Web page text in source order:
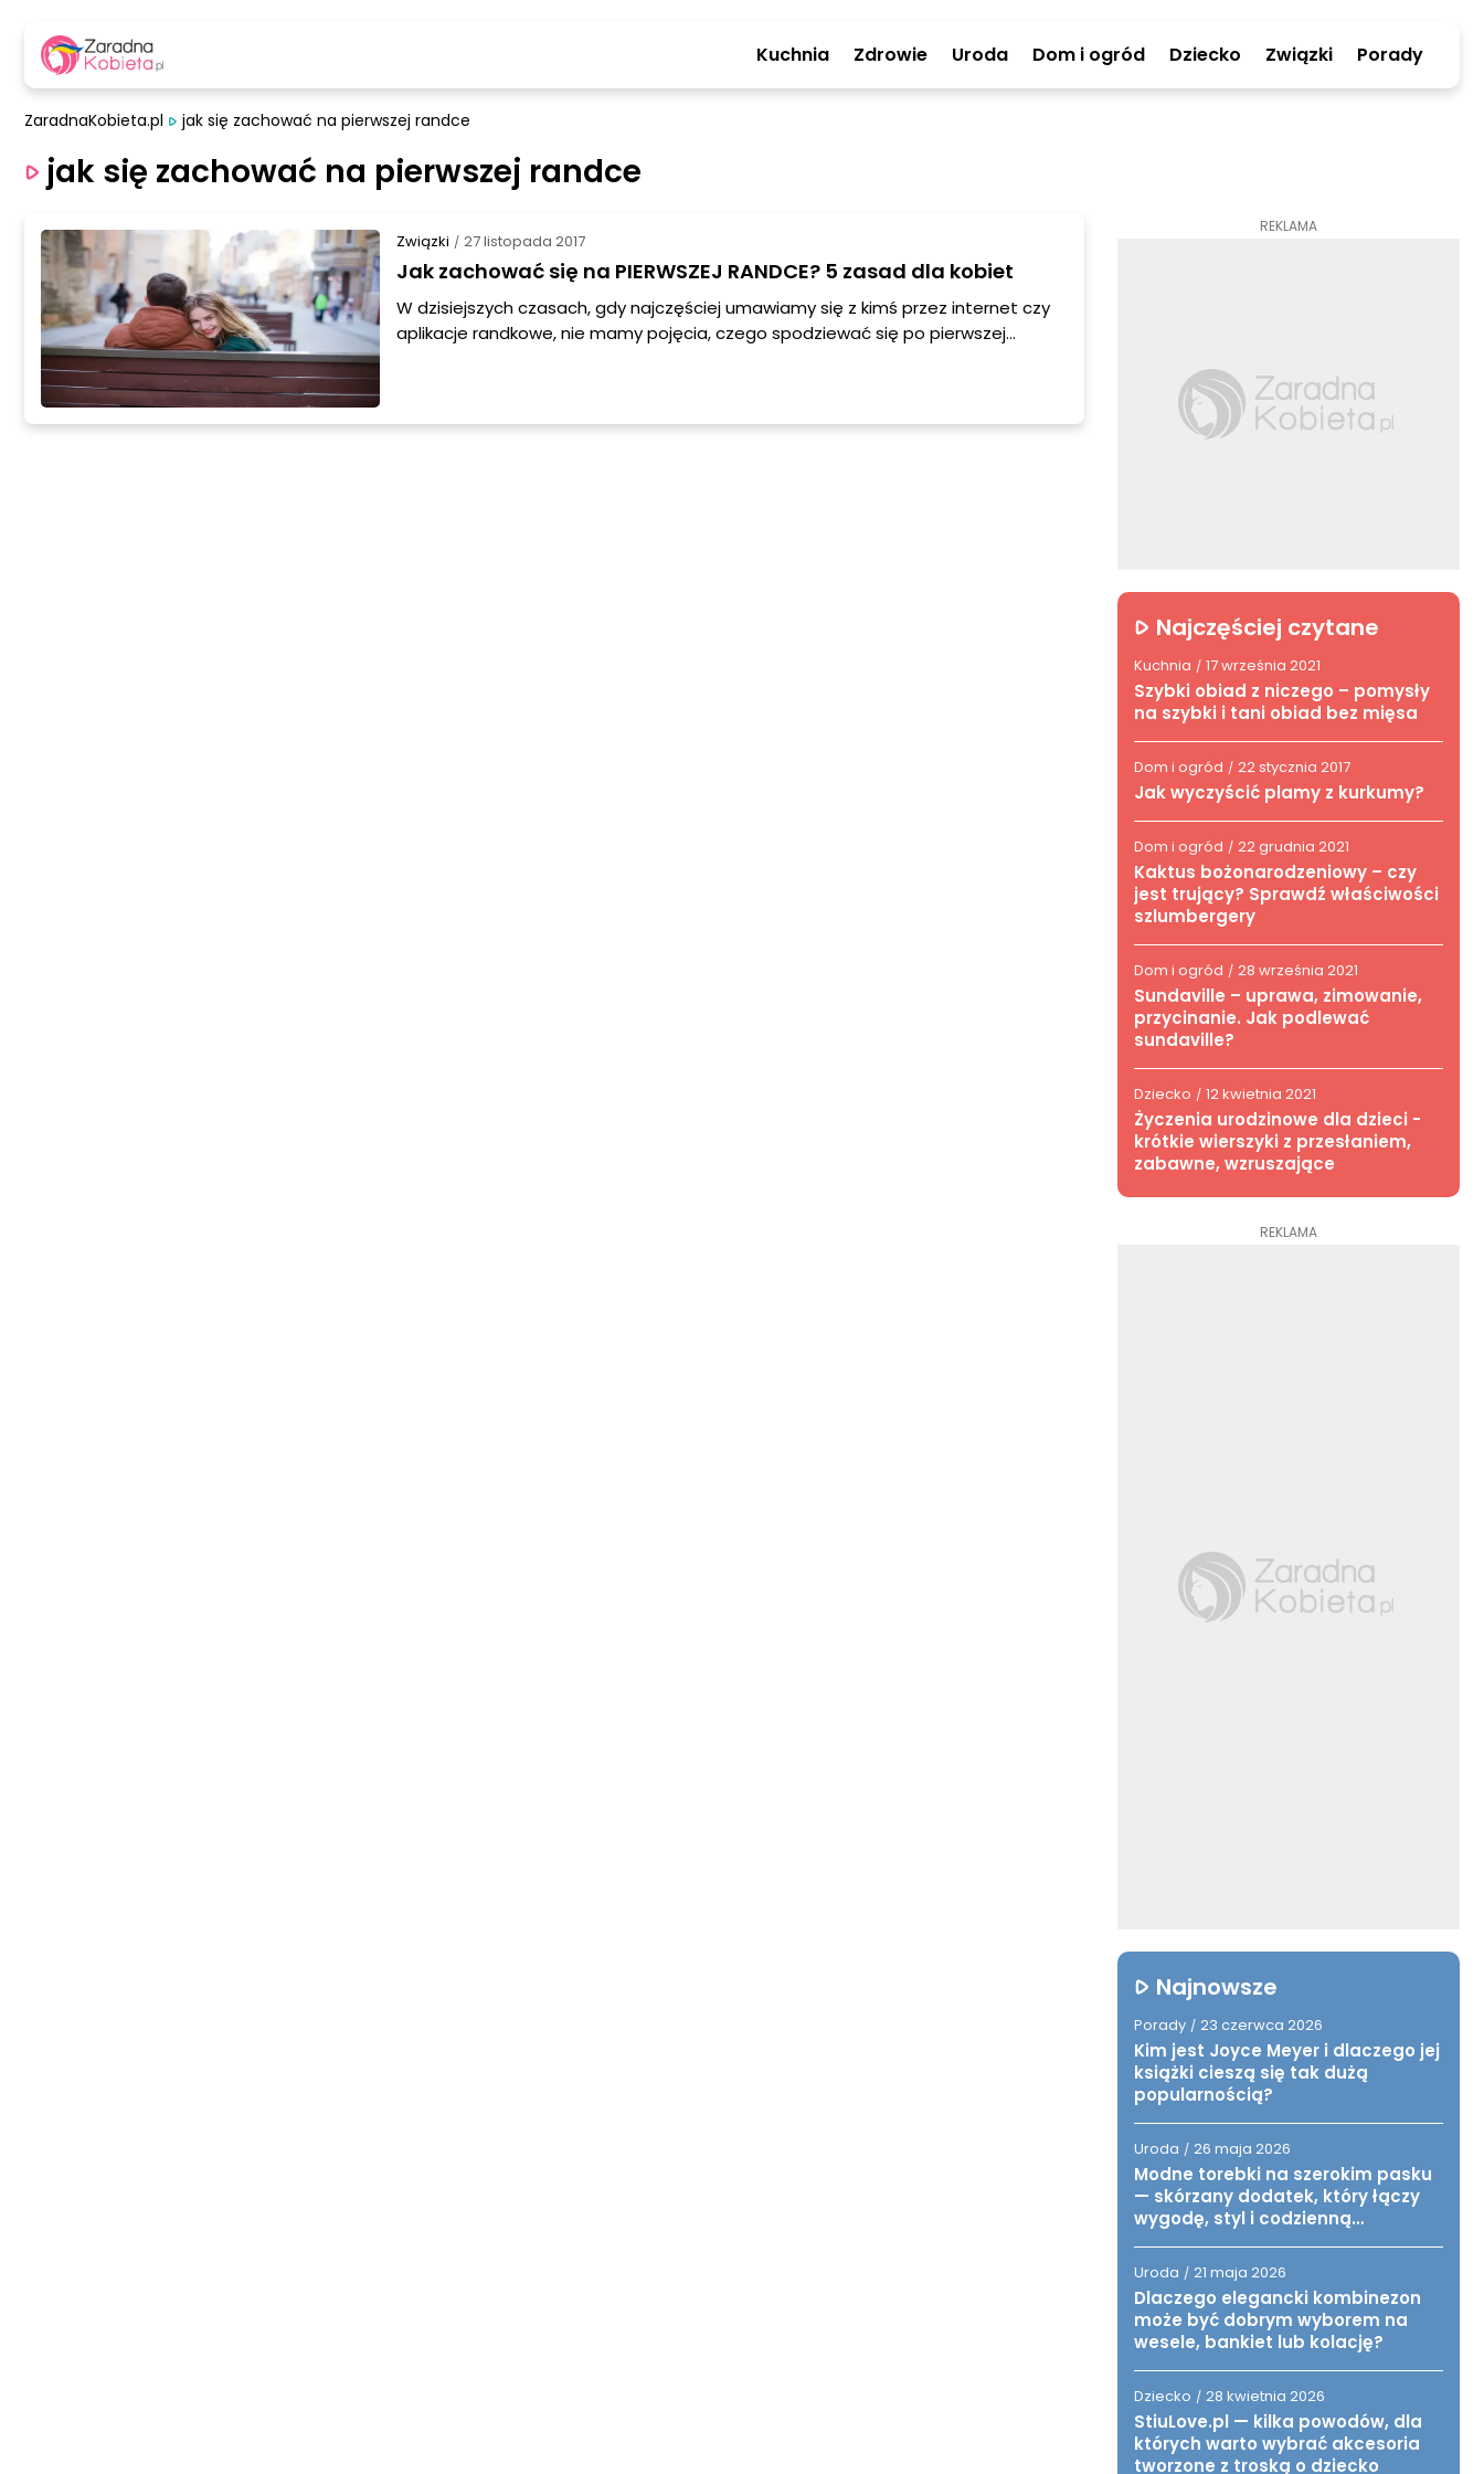
Kuchnia Zdrowie Uroda Dom i ogród Dziecko Związki Porady
ZaradnaKobieta.pl jak się zachować na pierwszej randce
jak się zachować na pierwszej randce
Związki / 27 listopada 2017
Jak zachować się na PIERWSZEJ RANDCE? 5 zasad dla kobiet
W dzisiejszych czasach, gdy najczęściej umawiamy się z kimś przez internet czy
aplikacje randkowe, nie mamy pojęcia, czego spodziewać się po pierwszej
REKLAMA
Najczęściej czytane
Kuchnia / 17 września 2021
Szybki obiad z niczego – pomysły
na szybki i tani obiad bez mięsa
Dom i ogród / 22 stycznia 2017
Jak wyczyścić plamy z kurkumy?
Dom i ogród / 22 grudnia 2021
Kaktus bożonarodzeniowy – czy
jest trujący? Sprawdź właściwości
szlumbergery
Dom i ogród / 28 września 2021
Sundaville – uprawa, zimowanie,
przycinanie. Jak podlewać
sundaville?
Dziecko / 12 kwietnia 2021
Życzenia urodzinowe dla dzieci -
krótkie wierszyki z przesłaniem,
zabawne, wzruszające
REKLAMA
Najnowsze
Porady / 23 czerwca 2026
Kim jest Joyce Meyer i dlaczego jej
książki cieszą się tak dużą
popularnością?
Uroda / 26 maja 2026
Modne torebki na szerokim pasku
— skórzany dodatek, który łączy
wygodę, styl i codzienną
Uroda / 21 maja 2026
Dlaczego elegancki kombinezon
może być dobrym wyborem na
wesele, bankiet lub kolację?
Dziecko / 28 kwietnia 2026
StiuLove.pl — kilka powodów, dla
których warto wybrać akcesoria
tworzone z troską o dziecko